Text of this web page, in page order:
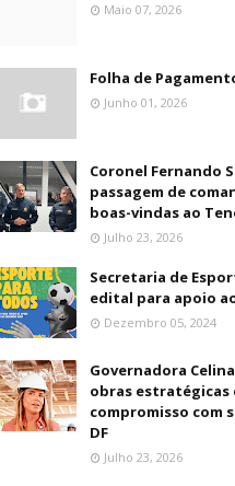
Maio 07, 2026
Folha de
Junho 01, 2026
Coronel Fernando
passagem de
boas-vindas ao
Julho 23, 2026
Secretaria de
edital para apoio
Dezembro 05, 2024
Governadora
obras estratégicas
compromisso com
DF
Julho 23, 2026